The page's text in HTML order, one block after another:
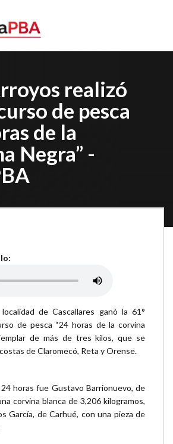
realizó
de pesca
de la
Negra” -
de Cascallares ganó la 61°
de pesca “24 horas de la corvina
de más de tres kilos, que se
de Claromecó, Reta y Orense.
horas fue Gustavo Barrionuevo, de
corvina blanca de 3,206 kilogramos,
García, de Carhué, con una pieza de